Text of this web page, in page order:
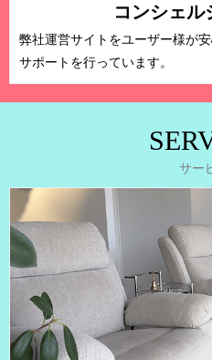
コンシェル
弊社運営サイトをユーザー様が
サポートを行っています。
サー